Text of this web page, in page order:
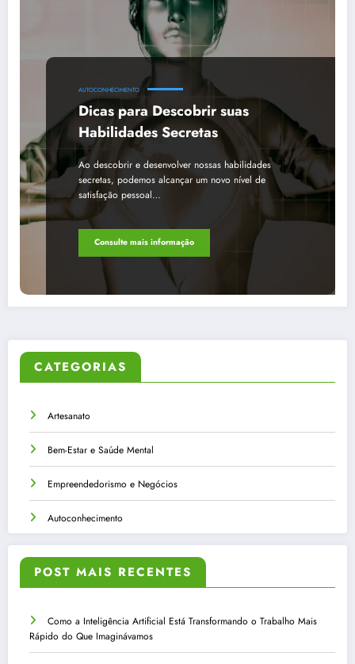
AUTOCONHECIMENTO
Dicas para Descobrir suas
Habilidades Secretas
Ao descobrir e desenvolver nossas habilidades
secretas, podemos alcançar um novo nível de
satisfação pessoal…
Consulte mais informação
CATEGORIAS
Artesanato
Bem-Estar e Saúde Mental
Empreendedorismo e Negócios
Autoconhecimento
POST MAIS RECENTES
Como a Inteligência Artificial Está Transformando o Trabalho Mais
Rápido do Que Imaginávamos